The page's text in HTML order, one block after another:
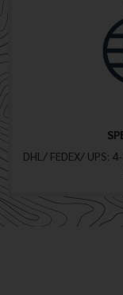
DHL/ FEDEX/ UPS: